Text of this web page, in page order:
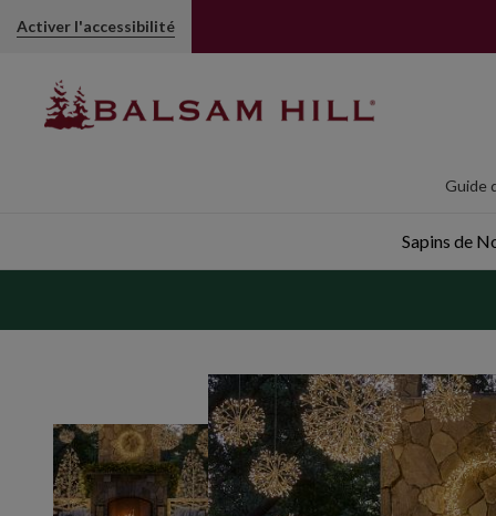
Activer l'accessibilité
Guide
Sapins de